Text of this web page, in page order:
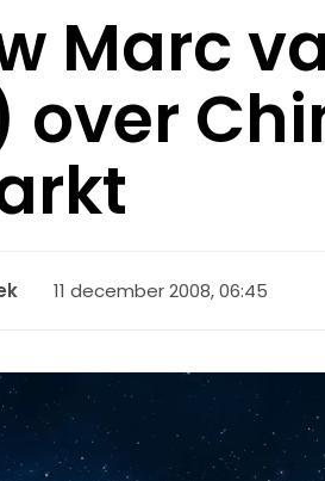
Marc
over
11 december 2008, 06:45